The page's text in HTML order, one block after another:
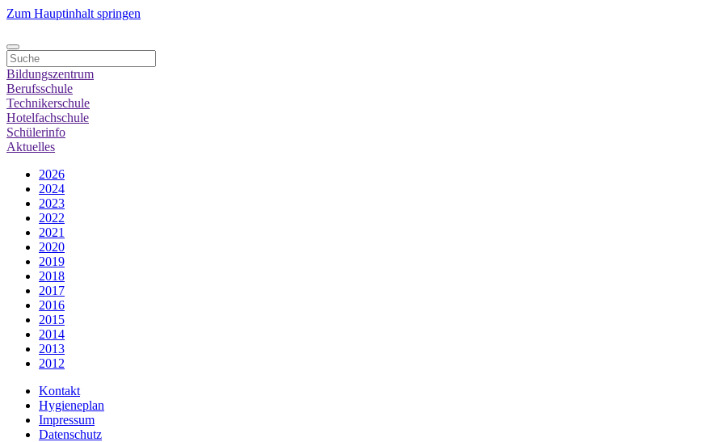
Zum Hauptinhalt springen
Bildungszentrum
Berufsschule
Technikerschule
Hotelfachschule
Schülerinfo
Aktuelles
2026
2024
2023
2022
2021
2020
2019
2018
2017
2016
2015
2014
2013
2012
Kontakt
Hygieneplan
Impressum
Datenschutz